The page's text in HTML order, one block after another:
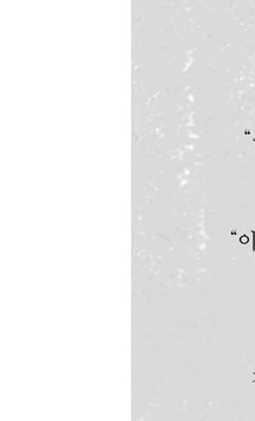
유전자냐 개체냐
유전자냐 개체
40주년 기념판
이 책에 대한